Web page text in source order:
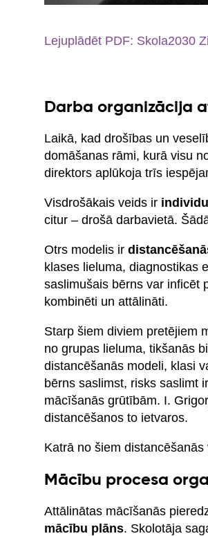
Lejuplādēt PDF: Skola2030
Darba organizācija
Laikā, kad drošības un
domāšanas rāmi, kurā visu
direktors aplūkoja trīs
Visdrošākais veids ir
citur – drošā darbavietā.
Otrs modelis ir
klases lieluma, diagnostikas
saslimušais bērns var inficēt
kombinēti un attālināti.
Starp šiem diviem pretējiem
no grupas lieluma, tikšanās
distancēšanās modeli, klasi
bērns saslimst, risks saslimt
mācīšanās grūtībām. I.
distancēšanos to ietvaros.
Katrā no šiem
Mācību procesa
Attālinātas mācīšanās
mācību plāns. Skolotāja